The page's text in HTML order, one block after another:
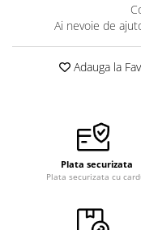
Ai nevoie de
Adauga la
Plata securizata
Plata securizata cu